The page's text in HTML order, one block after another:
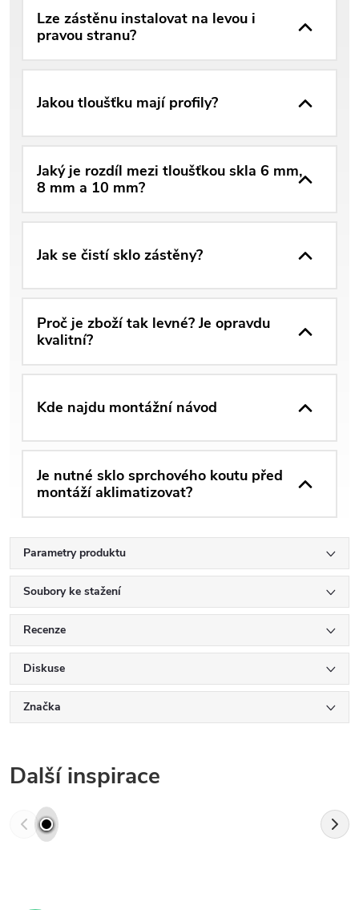
Lze zástěnu instalovat na levou i
pravou stranu?
Jakou tloušťku mají profily?
Jaký je rozdíl mezi tloušťkou skla 6 mm,
8 mm a 10 mm?
Jak se čistí sklo zástěny?
Proč je zboží tak levné? Je opravdu
kvalitní?
Kde najdu montážní návod
Je nutné sklo sprchového koutu před
montáží aklimatizovat?
Parametry produktu
Soubory ke stažení
Recenze
Diskuse
Značka
Další inspirace